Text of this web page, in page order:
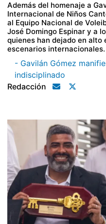
Además del homenaje a
Internacional de Niños
al Equipo Nacional de
José Domingo Espinar y a
quienes han dejado en alto
escenarios internacionales.
- Gavilán Gómez
indisciplinado
Redacción